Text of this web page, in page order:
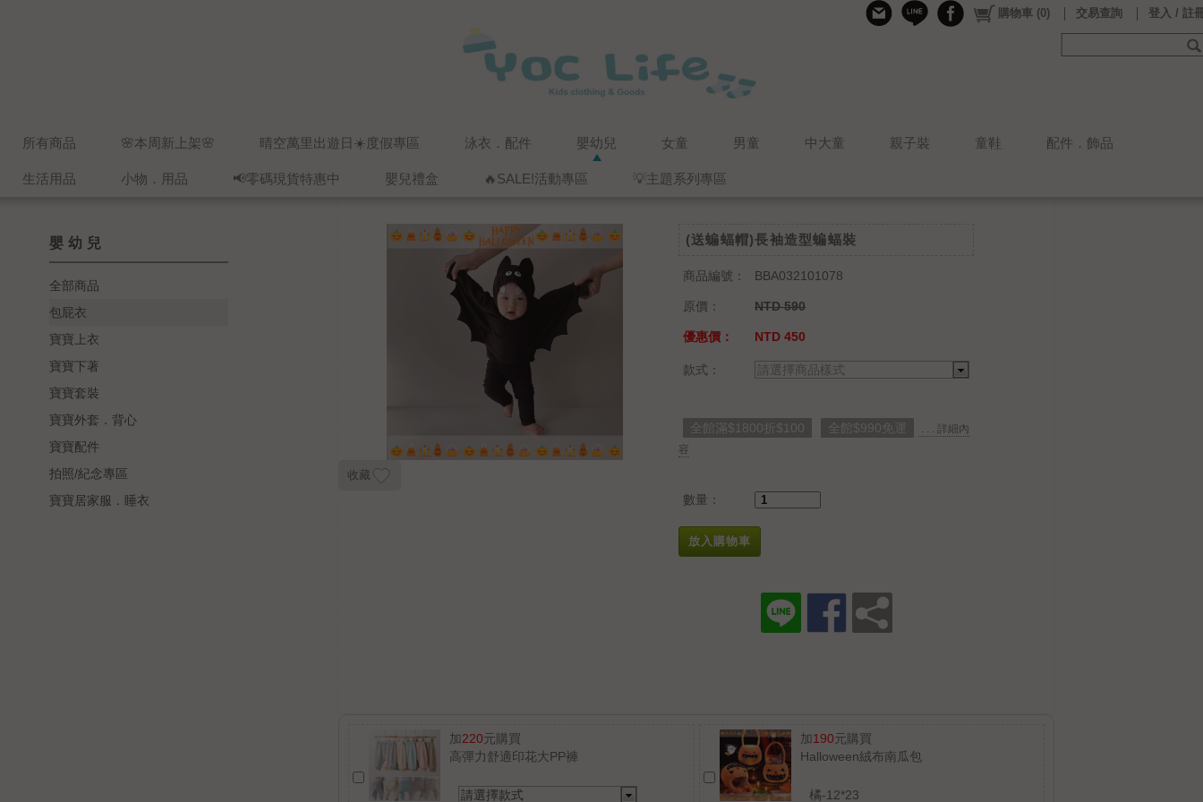
所有商品 🌸本周新上架🌸 晴空萬里出遊日☀️度假專區 泳衣．配件 嬰幼兒 女童 男童 中大童 親子裝 童鞋 配件．飾品
生活用品 小物．用品 📢零碼現貨特惠中 嬰兒禮盒 🔥SALE!活動專區 💡主題系列專區
購物車 (0) 交易查詢 登入 / 註
嬰幼兒
全部商品
包屁衣
寶寶上衣
寶寶下著
寶寶套裝
寶寶外套．背心
寶寶配件
拍照/紀念專區
寶寶居家服．睡衣
收藏
(送蝙蝠帽)長袖造型蝙蝠裝
商品編號： BBA032101078
原價： NTD 590
優惠價： NTD 450
款式： 請選擇商品樣式
全館滿$1800折$100 全館$990免運
. . . 詳細內
容
數量：
放入購物車
加220元購買
高彈力舒適印花大PP褲
請選擇款式
加190元購買
Halloween絨布南瓜包
橘-12*23